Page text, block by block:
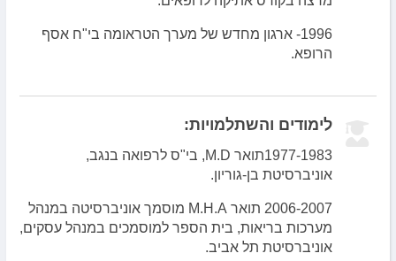
1996- ארגון מחדש של מערך הטראומה בי"ח אסף
הרופא.
לימודים והשתלמויות:
1977-1983תואר M.D, בי"ס לרפואה בנגב,
אוניברסיטת בן-גוריון.
2006-2007 תואר M.H.A מוסמך אוניברסיטה במנהל
מערכות בריאות, בית הספר למוסמכים במנהל עסקים,
אוניברסיטת תל אביב.